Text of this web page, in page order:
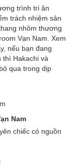
trình tri ân
trách nhiệm sản
nhôm thương
Vạn Nam. Xem
nếu bạn đang
thì Hakachi và
qua trong dịp
Nam
chiếc có nguồn